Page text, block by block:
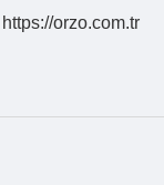
https://orzo.com.tr